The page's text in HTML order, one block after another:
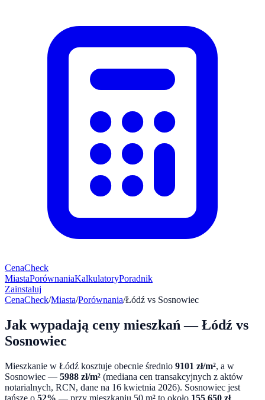
CenaCheck
MiastaPorównaniaKalkulatoryPoradnik
Zainstaluj
CenaCheck/Miasta/Porównania/Łódź vs Sosnowiec
Jak wypadają ceny mieszkań —Łódź vs
Sosnowiec
Mieszkanie w Łódź kosztuje obecnie średnio 9101 zł/m², a w
Sosnowiec — 5988 zł/m² (mediana cen transakcyjnych z aktów
notarialnych, RCN, dane na 16 kwietnia 2026). Sosnowiec jest
tańsze o 52% — przy mieszkaniu 50 m² to około 155 650 zł